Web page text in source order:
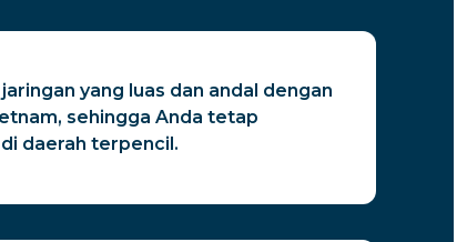
yang luas dan andal dengan
sehingga Anda tetap
daerah terpencil.